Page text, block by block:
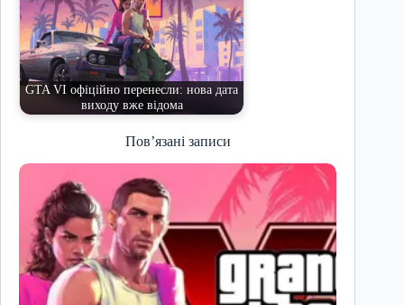
GTA VI офіційно перенесли: нова дата
виходу вже відома
Пов’язані записи